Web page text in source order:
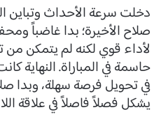
دخلت سرعة الأحداث
صلاح الأخيرة؛ بدا غاضباً
لأداء قوي لكنه لم يتمكن
حاسمة في المباراة. النهاية
في تحويل فرصة سهلة، وبدا
يشكل فصلاً فاصلاً في علاقة